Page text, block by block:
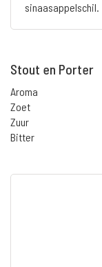
sinaasappelschil.
Stout en Porter
Aroma
Zoet
Zuur
Bitter